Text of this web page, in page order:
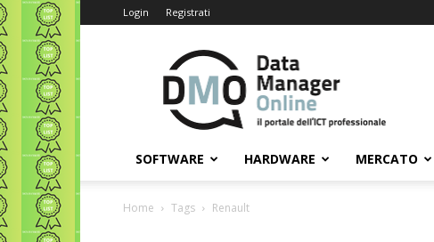
Login Registrati
Data
Manager
Online
SOFTWARE HARDWARE MERCATO
Home Tags Renault